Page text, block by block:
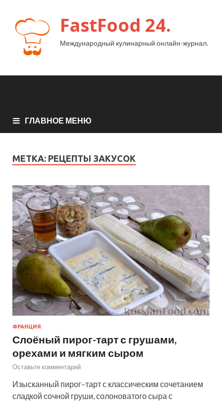
FastFood 24.
Международный кулинарный онлайн-журнал.
ГЛАВНОЕ МЕНЮ
МЕТКА: РЕЦЕПТЫ ЗАКУСОК
ФРАНЦИЯ
Слоёный пирог-тарт с грушами,
орехами и мягким сыром
Оставьте комментарий
Изысканный пирог–тарт с классическим сочетанием
сладкой сочной груши, солоноватого сыра с